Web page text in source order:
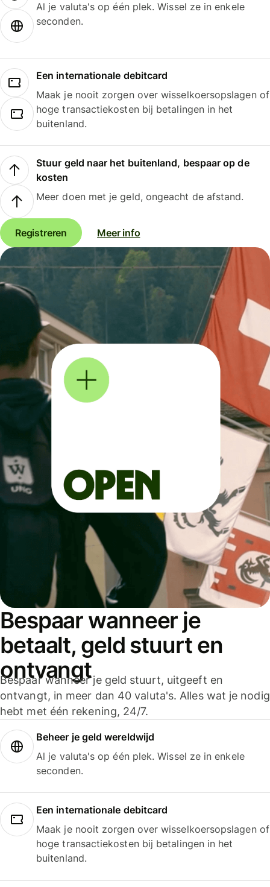
Al je valuta's op één plek. Wissel ze in enkele
seconden.
Een internationale debitcard
Maak je nooit zorgen over wisselkoersopslagen of
hoge transactiekosten bij betalingen in het
buitenland.
Stuur geld naar het buitenland, bespaar op de
kosten
Meer doen met je geld, ongeacht de afstand.
Registreren Meer info
Bespaar wanneer je
betaalt, geld stuurt en
ontvangt
Bespaar wanneer je geld stuurt, uitgeeft en
ontvangt, in meer dan 40 valuta's. Alles wat je nodig
hebt met één rekening, 24/7.
Beheer je geld wereldwijd
Al je valuta's op één plek. Wissel ze in enkele
seconden.
Een internationale debitcard
Maak je nooit zorgen over wisselkoersopslagen of
hoge transactiekosten bij betalingen in het
buitenland.